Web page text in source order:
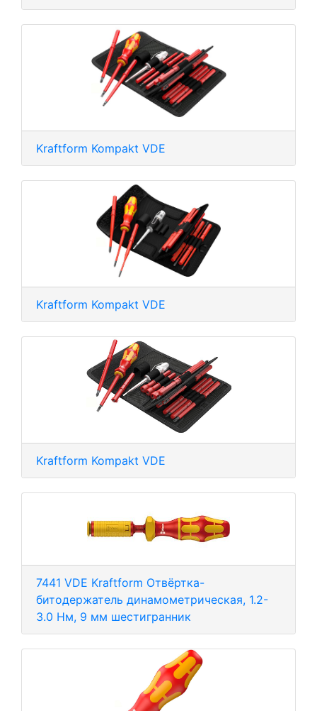
Kraftform Kompakt VDE
Kraftform Kompakt VDE
Kraftform Kompakt VDE
7441 VDE Kraftform Отвёртка-
битодержатель динамометрическая, 1.2-
3.0 Нм, 9 мм шестигранник